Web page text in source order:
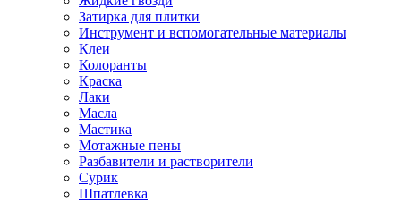
Затирка для плитки
Инструмент и вспомогательные материалы
Клеи
Колоранты
Краска
Лаки
Масла
Мастика
Мотажные пены
Разбавители и растворители
Сурик
Шпатлевка